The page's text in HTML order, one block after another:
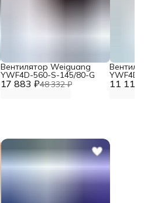
17 883 ₽48 332 ₽
Вентилятор Weiguang
YWF4D-560-S-145/80-G
11 117